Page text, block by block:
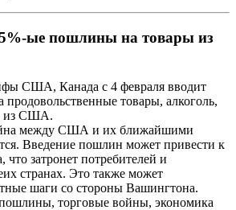
ые пошлины на товары из
США, Канада с 4 февраля вводит
товары, алкоголь,
из США.
между США и их ближайшими
Введение пошлин может привести к
затронет потребителей и
странах. Это также может
шаги со стороны Вашингтона.
торговые войны, экономика